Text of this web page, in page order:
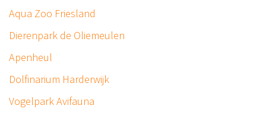
Aqua Zoo Friesland
Dierenpark de Oliemeulen
Apenheul
Dolfinarium Harderwijk
Vogelpark Avifauna